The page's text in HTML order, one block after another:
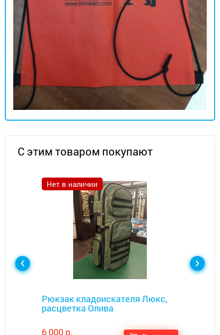
С этим товаром покупают
Нет в наличии
Рюкзак кладоискателя Люкс,
расцветка Олива
6 000 р.